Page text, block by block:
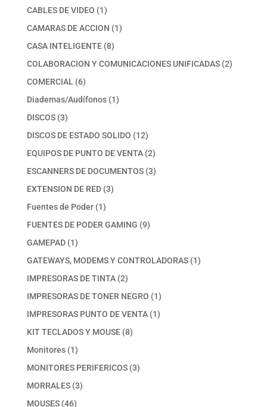
productos
CABLES DE VIDEO 11
producto
CAMARAS DE ACCION 11
CASA INTELIGENTE 88
productos
COLABORACION Y COMUNICACIONES UNIFICADAS 22
COMERCIAL 66
productos
Diademas/Audífonos 11
DISCOS 33
productos
DISCOS DE ESTADO SOLIDO 1212
productos
EQUIPOS DE PUNTO DE VENTA 22
productos
ESCANNERS DE DOCUMENTOS 33
EXTENSION DE RED 33
Fuentes de Poder 11
producto
FUENTES DE PODER GAMING 99
GAMEPAD 11
producto
GATEWAYS, MODEMS Y CONTROLADORAS 11
IMPRESORAS DE TINTA 22
productos
IMPRESORAS DE TONER NEGRO 11
producto
IMPRESORAS PUNTO DE VENTA 11
KIT TECLADOS Y MOUSE 88
Monitores 11
producto
MONITORES PERIFERICOS 33
MORRALES 33
MOUSES 4646